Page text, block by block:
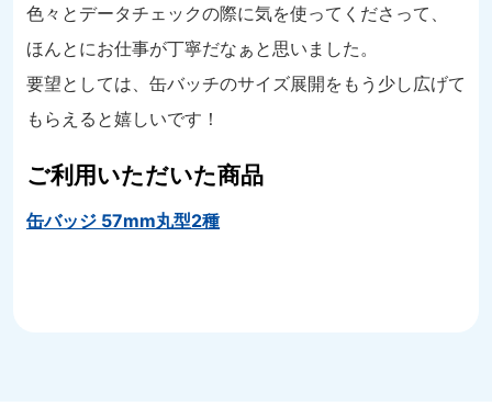
色々とデータチェックの際に気を使ってくださって、
ほんとにお仕事が丁寧だなぁと思いました。
要望としては、缶バッチのサイズ展開をもう少し広げて
もらえると嬉しいです！
ご利用いただいた商品
缶バッジ 57mm丸型2種